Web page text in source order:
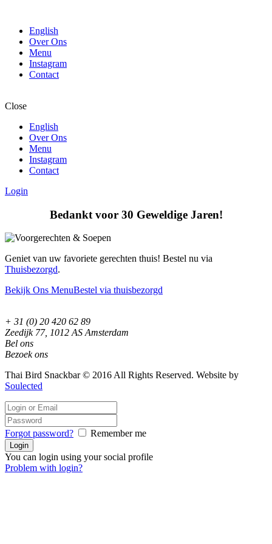
English
Over Ons
Menu
Instagram
Contact
Close
English
Over Ons
Menu
Instagram
Contact
Login
Bedankt voor 30 Geweldige Jaren!
Geniet van uw favoriete gerechten thuis! Bestel nu via
Thuisbezorgd.
Bekijk Ons MenuBestel via thuisbezorgd
+ 31 (0) 20 420 62 89
Zeedijk 77, 1012 AS Amsterdam
Bel ons
Bezoek ons
Thai Bird Snackbar © 2016 All Rights Reserved. Website by
Soulected
Forgot password? Remember me
You can login using your social profile
Problem with login?